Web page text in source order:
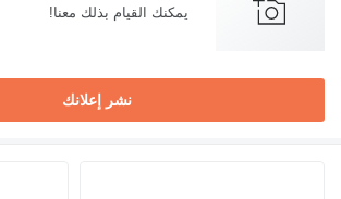
يمكنك القيام بذلك معنا!
نشر إعلانك